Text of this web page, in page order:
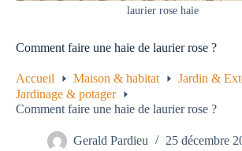
laurier rose haie
Comment faire une haie de laurier rose ?
Accueil Maison & habitat
Jardin &
Jardinage & potager
Comment faire une haie de laurier rose ?
Gerald Pardieu
25 décembre